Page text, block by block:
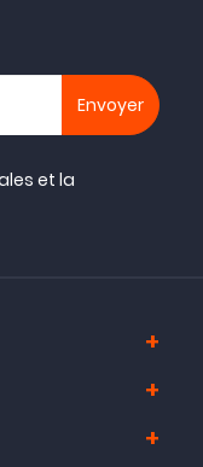
et la